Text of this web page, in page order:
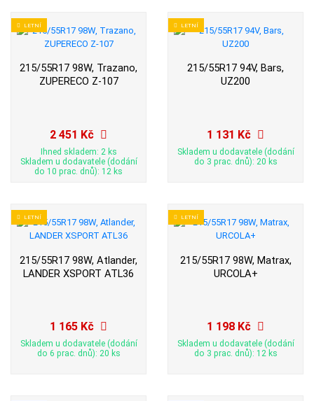
LETNÍ
215/55R17 98W, Trazano,
ZUPERECO Z-107
2 451 Kč
Ihned skladem: 2 ks
Skladem u dodavatele (dodání
do 10 prac. dnů): 12 ks
LETNÍ
215/55R17 94V, Bars,
UZ200
1 131 Kč
Skladem u dodavatele (dodání
do 3 prac. dnů): 20 ks
LETNÍ
215/55R17 98W, Atlander,
LANDER XSPORT ATL36
1 165 Kč
Skladem u dodavatele (dodání
do 6 prac. dnů): 20 ks
LETNÍ
215/55R17 98W, Matrax,
URCOLA+
1 198 Kč
Skladem u dodavatele (dodání
do 3 prac. dnů): 12 ks